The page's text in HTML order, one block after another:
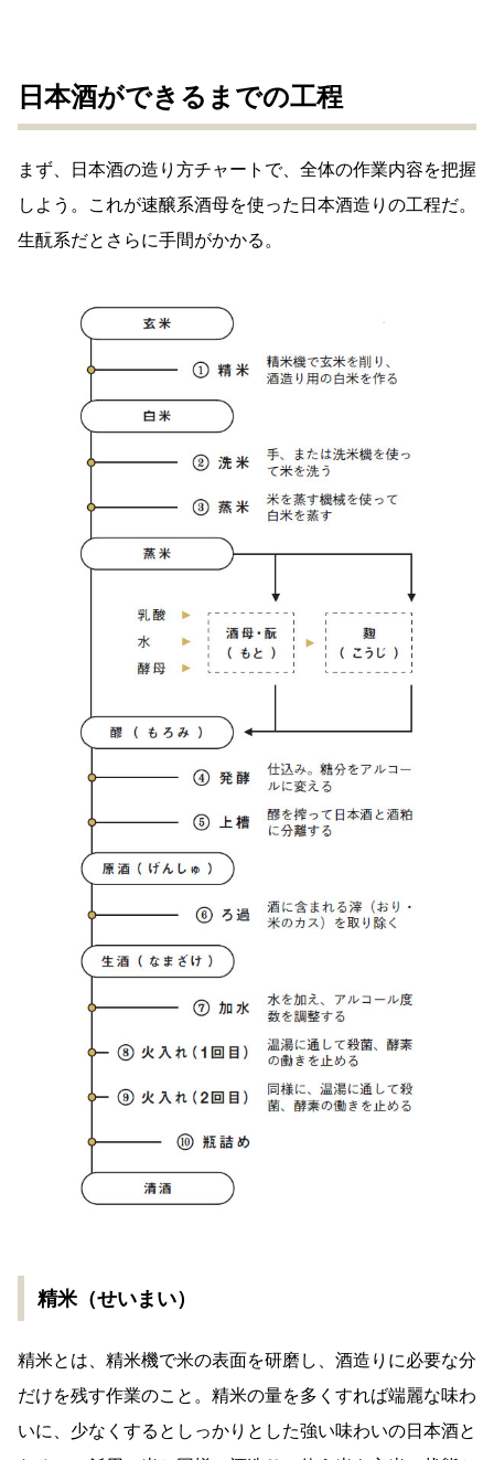
日本酒ができるまでの工程
まず、日本酒の造り方チャートで、全体の作業内容を把握
しよう。これが速醸系酒母を使った日本酒造りの工程だ。
生酛系だとさらに手間がかかる。
精米（せいまい）
精米とは、精米機で米の表面を研磨し、酒造りに必要な分
だけを残す作業のこと。精米の量を多くすれば端麗な味わ
いに、少なくするとしっかりとした強い味わいの日本酒と